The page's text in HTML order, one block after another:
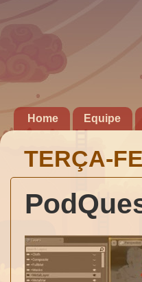
Home Equipe
TERÇA-